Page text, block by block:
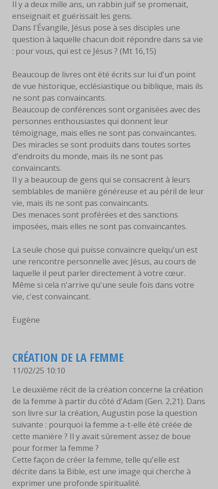
FACEBOOK
SERVANTES
PRIÈRE À EYMARD
NEUVAINE
PRIÈRE AVEC MARIE
PRIÈRE POUR VOCATIONS
HISTOIRE
LIVRES
EUCHARISTIE
BLOG
PHOTOS
PHOTOS
ANCIENNES PHOTOS
CONTACT
Il y a deux mille ans, un rabbin juif se promenait,
enseignait et guérissait les gens.
Dans l'Évangile, Jésus pose à ses disciples une
question à laquelle chacun doit répondre dans sa vie
: pour vous, qui est ce Jésus ? (Mt 16,15)
Beaucoup de livres ont été écrits sur lui d'un point
de vue historique, ecclésiastique ou biblique, mais ils
ne sont pas convaincants.
Beaucoup de conférences sont organisées avec des
personnes enthousiastes qui donnent leur
témoignage, mais elles ne sont pas convaincantes.
Des miracles se sont produits dans toutes sortes
d'endroits du monde, mais ils ne sont pas
convaincants.
Il y a beaucoup de gens qui se consacrent à leurs
semblables de manière généreuse et au péril de leur
vie, mais ils ne sont pas convaincants.
Des menaces sont proférées et des sanctions
imposées, mais elles ne sont pas convaincantes.
La seule chose qui puisse convaincre quelqu'un est
une rencontre personnelle avec Jésus, au cours de
laquelle il peut parler directement à votre cœur.
Même si cela n'arrive qu'une seule fois dans votre
vie, c'est convaincant.
Eugène
CRÉATION DE LA FEMME
11/02/25 10:10
Le deuxième récit de la création concerne la création
de la femme à partir du côté d'Adam (Gen. 2,21). Dans
son livre sur la création, Augustin pose la question
suivante : pourquoi la femme a-t-elle été créée de
cette manière ? Il y avait sûrement assez de boue
pour former la femme ?
Cette façon de créer la femme, telle qu'elle est
décrite dans la Bible, est une image qui cherche à
exprimer une profonde spiritualité.